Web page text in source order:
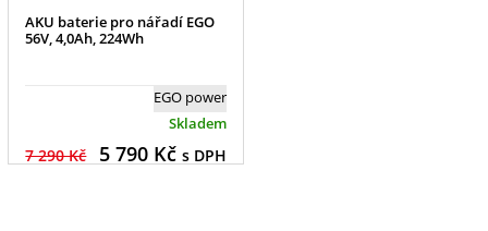
AKU baterie pro nářadí EGO
56V, 4,0Ah, 224Wh
EGO power
Skladem
7 290 Kč 5 790Kč s DPH